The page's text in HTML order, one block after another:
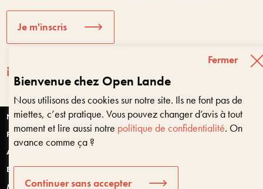
Nous vous aidons à être encore là dans 10 ans
?
Je m'inscris
Nantes
Paris
Anjou
Bretagne
Montpellier
Bienvenue chez Open Lande
Fermer
Nous utilisons des cookies sur notre site. Ils ne font pas de
miettes, c’est pratique. Vous pouvez changer d’avis à tout
moment et lire aussi notre politique de confidentialité. On
avance comme ça ?
Continuer sans accepter